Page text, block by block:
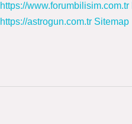
https://www.forumbilisim.com.tr
https://astrogun.com.tr Sitemap